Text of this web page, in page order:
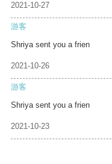
2021-10-27
游客
Shriya sent you a frien
2021-10-26
游客
Shriya sent you a frien
2021-10-23